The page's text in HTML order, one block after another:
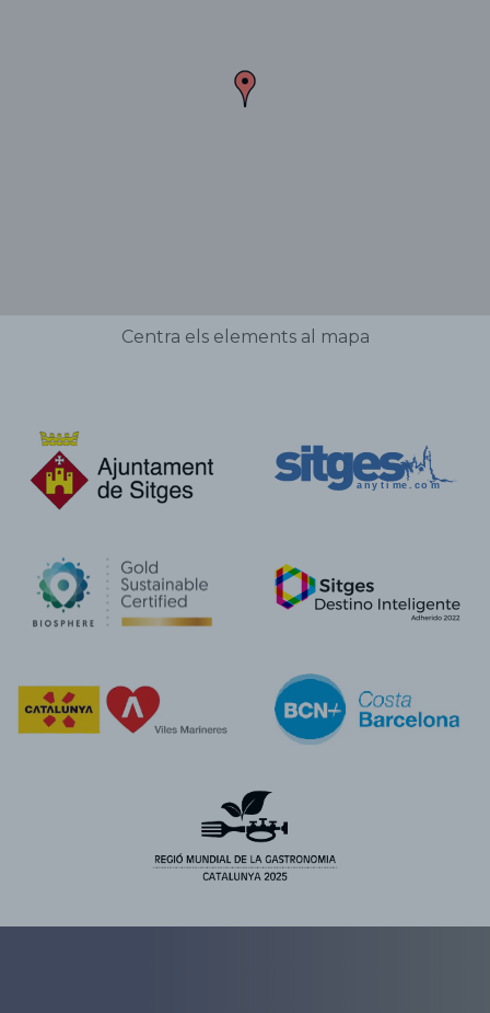
Centra els elements al mapa